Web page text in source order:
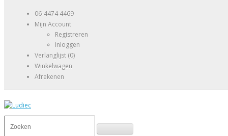
06-4474 4469
Mijn Account
Registreren
Inloggen
Verlanglijst (0)
Winkelwagen
Afrekenen